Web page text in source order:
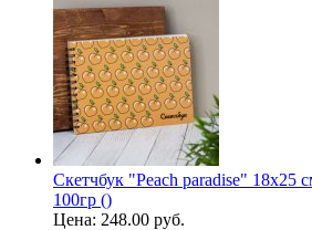
Скетчбук "Peach paradise" 18х25
100гр ()
Цена: 248.00 руб.